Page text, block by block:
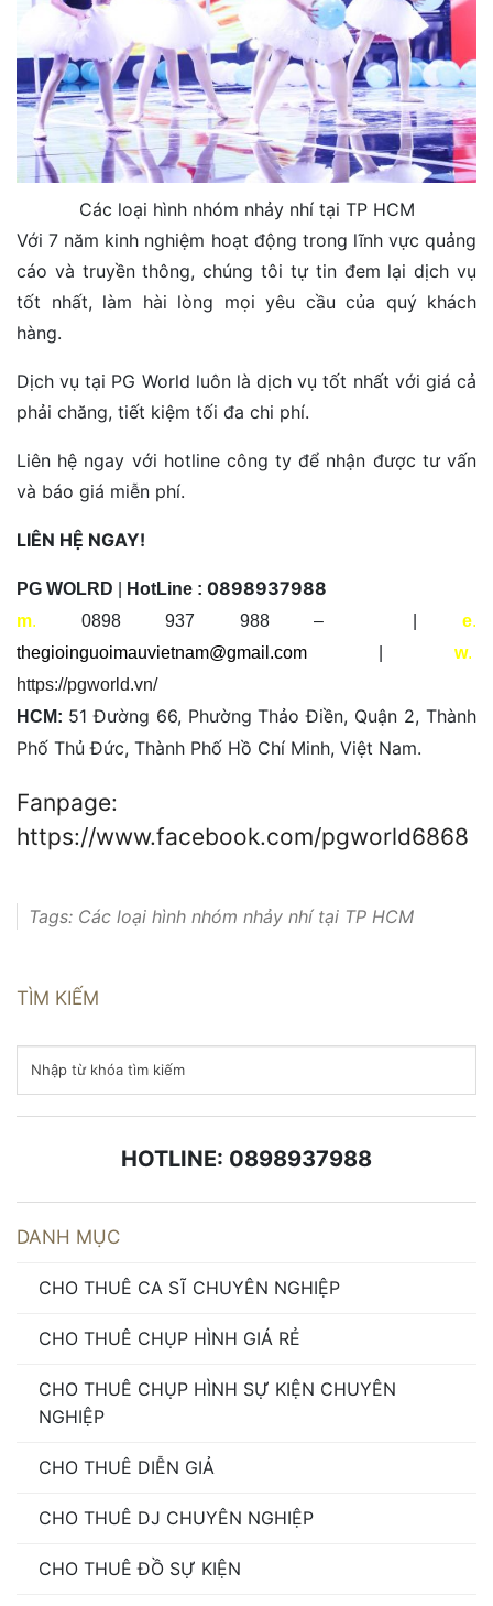
Các loại hình nhóm nhảy nhí tại TP HCM
Với 7 năm kinh nghiệm hoạt động trong lĩnh vực quảng
cáo và truyền thông, chúng tôi tự tin đem lại dịch vụ
tốt nhất, làm hài lòng mọi yêu cầu của quý khách
hàng.
Dịch vụ tại PG World luôn là dịch vụ tốt nhất với giá cả
phải chăng, tiết kiệm tối đa chi phí.
Liên hệ ngay với hotline công ty để nhận được tư vấn
và báo giá miễn phí.
LIÊN HỆ NGAY!
PG WOLRD HotLine : 0898937988
m. 0898 937 988 – | e.
thegioinguoimauvietnam@gmail.com
w.
https://pgworld.vn/
HCM: 51 Đường 66, Phường Thảo Điền, Quận 2, Thành
Phố Thủ Đức, Thành Phố Hồ Chí Minh, Việt Nam.
Fanpage:
https://www.facebook.com/pgworld6868
Tags: Các loại hình nhóm nhảy nhí tại TP HCM
TÌM KIẾM
HOTLINE: 0898937988
DANH MỤC
CHO THUÊ CA SĨ CHUYÊN NGHIỆP
CHO THUÊ CHỤP HÌNH GIÁ RẺ
CHO THUÊ CHỤP HÌNH SỰ KIỆN CHUYÊN
NGHIỆP
CHO THUÊ DIỄN GIẢ
CHO THUÊ DJ CHUYÊN NGHIỆP
CHO THUÊ ĐỒ SỰ KIỆN